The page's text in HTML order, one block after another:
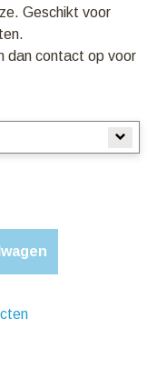
Geschikt voor
dan contact op voor